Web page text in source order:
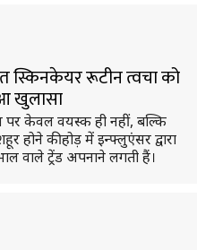
स्किनकेयर रूटीन त्वचा को
खुलासा
पर केवल वयस्क ही नहीं, बल्कि
होने की होड़ में इन्फ्लुएंसर द्वारा
वाले ट्रेंड अपनाने लगती हैं।